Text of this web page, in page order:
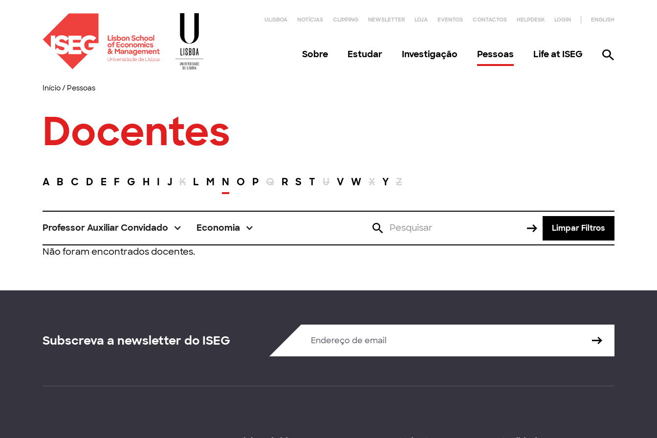
ULISBOA NOTÍCIAS CLIPPING NEWSLETTER LOJA EVENTOS CONTACTOS HELPDESK LOGIN ENGLISH
Sobre Estudar Investigação Pessoas Life at ISEG
Início/ Pessoas
Docentes
A B C D E F G H I J K L M N O P Q R S T U V W X Y Z
Professor Auxiliar Convidado Economia Limpar Filtros
Não foram encontrados docentes.
Subscreva a newsletter do ISEG